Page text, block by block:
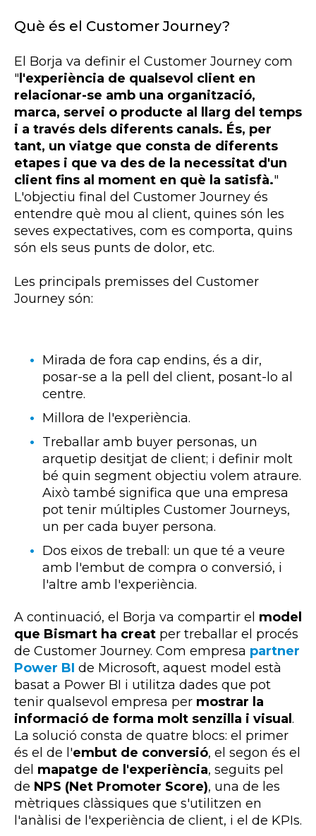
Què és el Customer Journey?
El Borja va definir el Customer Journey com
" l'experiència de qualsevol client en
relacionar-se amb una organització,
marca, servei o producte al llarg del temps
i a través dels diferents canals. És, per
tant, un viatge que consta de diferents
etapes i que va des de la necessitat d'un
client fins al moment en què la satisfà."
L'objectiu final del Customer Journey és
entendre què mou al client, quines són les
seves expectatives, com es comporta, quins
són els seus punts de dolor, etc.
Les principals premisses del Customer
Journey són:
Mirada de fora cap endins, és a dir,
posar-se a la pell del client, posant-lo al
centre.
Millora de l'experiència.
Treballar amb buyer personas, un
arquetip desitjat de client; i definir molt
bé quin segment objectiu volem atraure.
Això també significa que una empresa
pot tenir múltiples Customer Journeys,
un per cada buyer persona.
Dos eixos de treball: un que té a veure
amb l'embut de compra o conversió, i
l'altre amb l'experiència.
A continuació, el Borja va compartir el model
que Bismart ha creat per treballar el procés
de Customer Journey. Com empresa partner
Power BI de Microsoft, aquest model està
basat a Power BI i utilitza dades que pot
tenir qualsevol empresa per mostrar la
informació de forma molt senzilla i visual .
La solució consta de quatre blocs: el primer
és el de l'embut de conversió, el segon és el
del mapatge de l'experiència, seguits pel
de NPS (Net Promoter Score), una de les
mètriques clàssiques que s'utilitzen en
l'anàlisi de l'experiència de client, i el de KPIs.